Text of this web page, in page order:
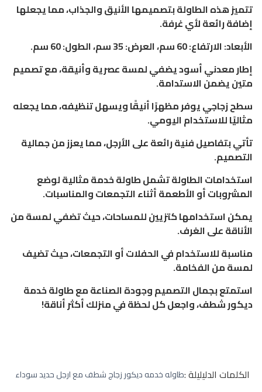
تتميز هذه الطاولة بتصميمها الأنيق والجذاب، مما يجعلها
إضافة رائعة لأي غرفة.
الأبعاد: الارتفاع: 60 سم، العرض: 35 سم، الطول: 60 سم.
إطار معدني أسود يضفي لمسة عصرية وأنيقة، مع تصميم
متين يضمن الاستدامة.
سطح زجاجي يوفر مظهرًا أنيقًا ويسهل تنظيفه، مما يجعله
مثاليًا للاستخدام اليومي.
تأتي بتفاصيل فنية رائعة على الأرجل، مما يعزز من جمالية
التصميم.
استخدامات الطاولة تشمل طاولة خدمة مثالية لوضع
المشروبات أو الأطعمة أثناء التجمعات والمناسبات.
يمكن استخدامها كتزيين للمساحات، حيث تضفي لمسة من
الأناقة على الغرف.
مناسبة للاستخدام في الحفلات أو التجمعات، حيث تضيف
لمسة من الفخامة.
استمتع بجمال التصميم وجودة الصناعة مع طاولة خدمة
ديكور شطف، واجعل كل لحظة في منزلك أكثر أناقة!
الكلمات الدليليلة :طاوله خدمه ديكور زجاج شطف مع ارجل حديد سوداء